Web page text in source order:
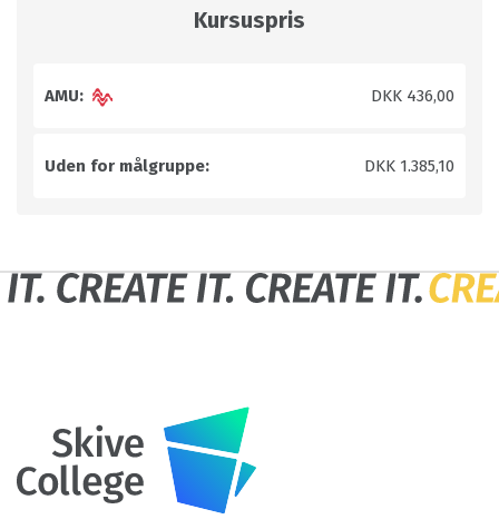
Kursuspris
AMU: DKK 436,00
Uden for målgruppe: DKK 1.385,10